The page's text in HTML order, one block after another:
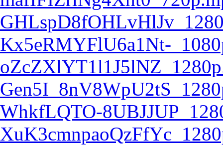
Kx5eRMYFlU6a1Nt-
WhkfLQTO-